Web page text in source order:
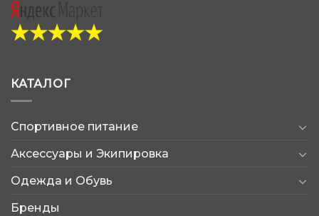
КАТАЛОГ
Спортивное питание
Аксессуары и Экипировка
Одежда и Обувь
Бренды